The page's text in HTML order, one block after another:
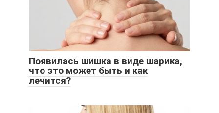
Появилась шишка в виде шарика,
что это может быть и как
лечится?